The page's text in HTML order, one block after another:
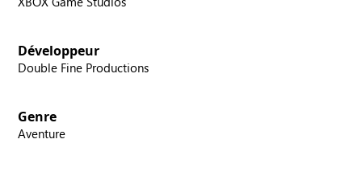
Développeur
Double Fine Productions
Genre
Aventure